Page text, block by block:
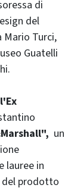
di
del
Turci,
Guatelli
un
lauree in
del prodotto